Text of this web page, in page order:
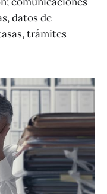
datos de
trámites